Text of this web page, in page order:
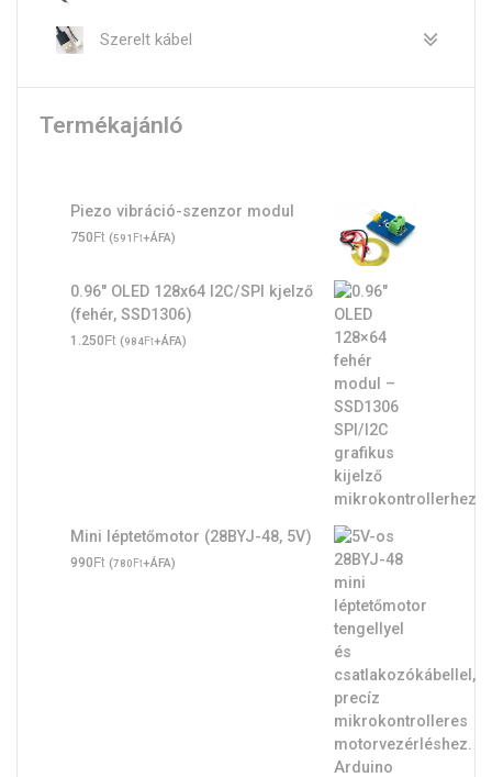
Szerelt kábel
Termékajánló
Piezo vibráció-szenzor modul
750Ft (591 Ft+ÁFA)
0.96" OLED 128x64 I2C/SPI kjelző
(fehér, SSD1306)
1.250Ft (984Ft+ÁFA)
Mini léptetőmotor (28BYJ-48, 5V)
990Ft (780Ft+ÁFA)